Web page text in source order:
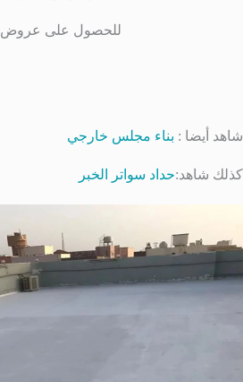
للحصول على عروض
شاهد أيضا : بناء مجلس خارجي
كذلك شاهد:حداد سواتر الخبر